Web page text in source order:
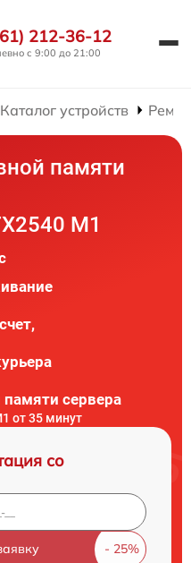
212-36-12
с 9:00 до 21:00
Каталог устройств
памяти
M1
сервера
от 35 минут
со